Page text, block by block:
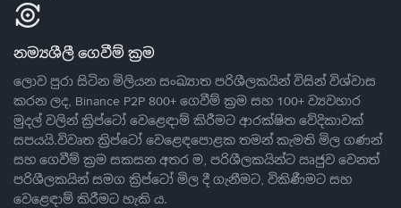
නම්‍යශීලී ගෙවීම් ක්‍රම
ලොව පුරා සිටින මිලියන සංඛ්‍යාත පරිශීලකයින් විසින් විශ්වාස
කරන ලද, Binance P2P 800+ ගෙවීම් ක්‍රම සහ 100+ ව්‍යවහාර
මුදල් වලින් ක්‍රිප්ටෝ වෙළෙඳාම් කිරීමට ආරක්ෂිත වේදිකාවක්
සපයයි.විවෘත ක්‍රිප්ටෝ වෙළෙඳපොළක තමන් කැමති මිල ගණන්
සහ ගෙවීම් ක්‍රම සකසන අතර ම, පරිශීලකයින්ට ඍජුව වෙනත්
පරිශීලකයින් සමග ක්‍රිප්ටෝ මිල දී ගැනීමට, විකිණීමට සහ
වෙළෙඳාම් කිරීමට හැකි ය.